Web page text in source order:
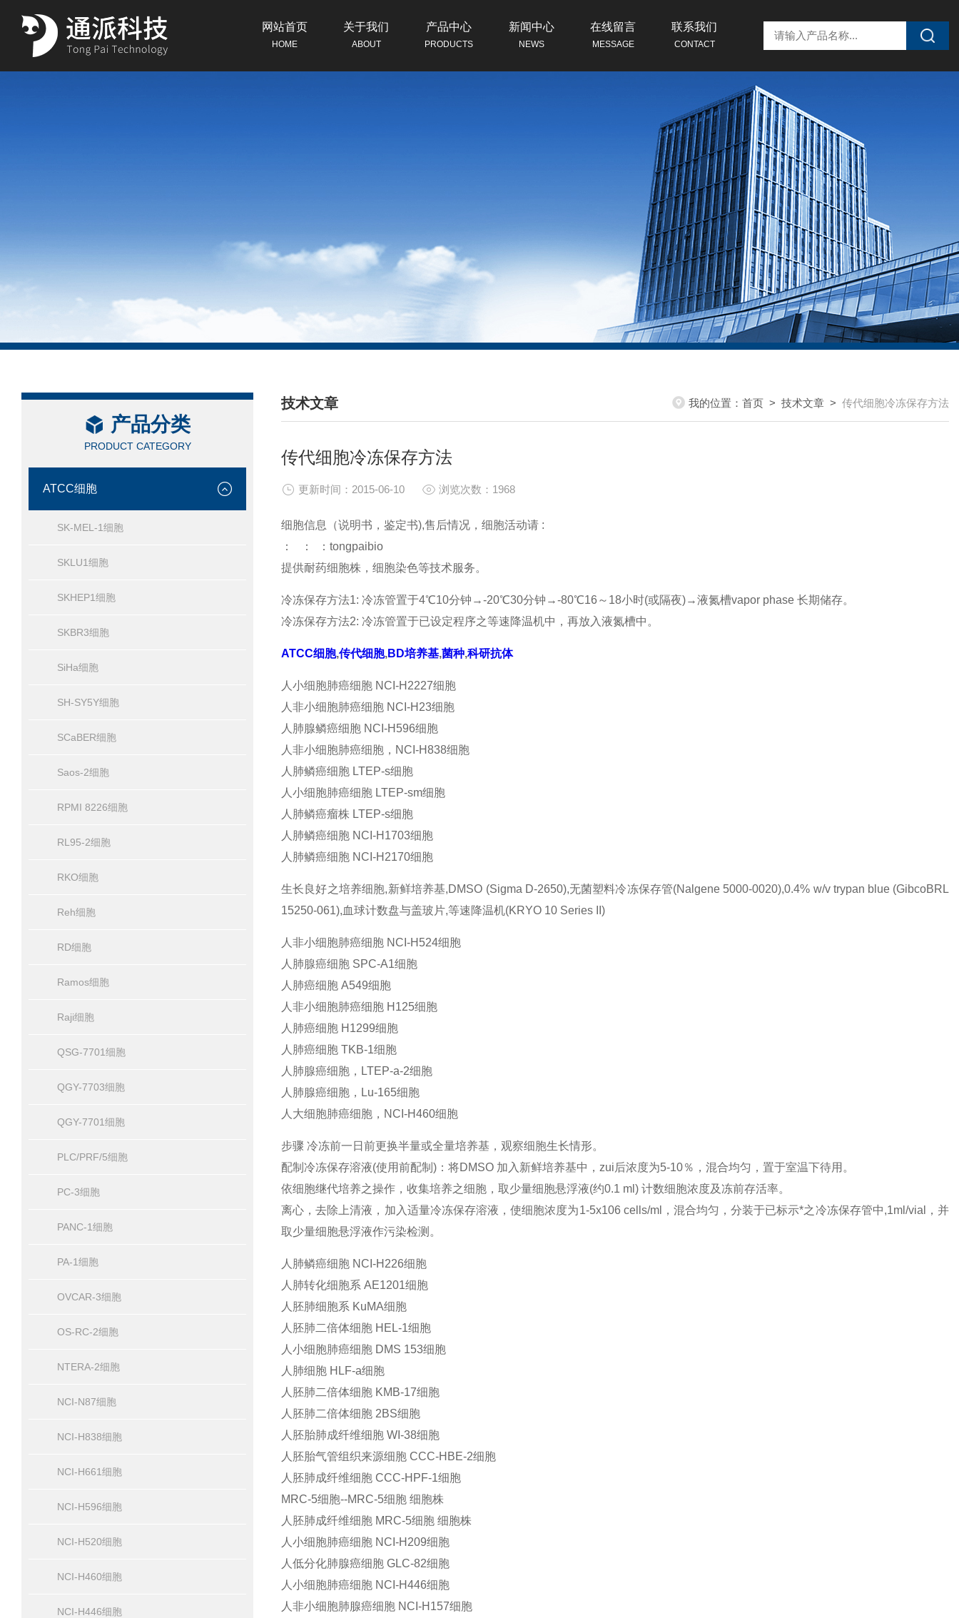
网站首页
HOME
关于我们
ABOUT
产品中心
PRODUCTS
新闻中心
NEWS
在线留言
MESSAGE
联系我们
CONTACT
产品分类
PRODUCT CATEGORY
ATCC细胞
SK-MEL-1细胞
SKLU1细胞
SKHEP1细胞
SKBR3细胞
SiHa细胞
SH-SY5Y细胞
SCaBER细胞
Saos-2细胞
RPMI 8226细胞
RL95-2细胞
RKO细胞
Reh细胞
RD细胞
Ramos细胞
Raji细胞
QSG-7701细胞
QGY-7703细胞
QGY-7701细胞
PLC/PRF/5细胞
PC-3细胞
PANC-1细胞
PA-1细胞
OVCAR-3细胞
OS-RC-2细胞
NTERA-2细胞
NCI-N87细胞
NCI-H838细胞
NCI-H661细胞
NCI-H596细胞
NCI-H520细胞
NCI-H460细胞
NCI-H446细胞
技术文章
/ TECHNICAL ARTICLES
我的位置： 首页 > 技术文章 > 传代细胞冷冻保存方法
传代细胞冷冻保存方法
更新时间：2015-06-10 浏览次数：1968
细胞信息（说明书，鉴定书),售后情况，细胞活动请 :
： ： ：tongpaibio
提供耐药细胞株，细胞染色等技术服务。
冷冻保存方法1: 冷冻管置于4℃10分钟→-20℃30分钟→-80℃16～18小时(或隔夜)→液氮槽vapor phase 长期储存。
冷冻保存方法2: 冷冻管置于已设定程序之等速降温机中，再放入液氮槽中。
ATCC细胞,传代细胞,BD培养基,菌种,科研抗体
人小细胞肺癌细胞 NCI-H2227细胞
人非小细胞肺癌细胞 NCI-H23细胞
人肺腺鳞癌细胞 NCI-H596细胞
人非小细胞肺癌细胞，NCI-H838细胞
人肺鳞癌细胞 LTEP-s细胞
人小细胞肺癌细胞 LTEP-sm细胞
人肺鳞癌瘤株 LTEP-s细胞
人肺鳞癌细胞 NCI-H1703细胞
人肺鳞癌细胞 NCI-H2170细胞
生长良好之培养细胞,新鲜培养基,DMSO (Sigma D-2650),无菌塑料冷冻保存管(Nalgene 5000-0020),0.4% w/v trypan blue (GibcoBRL
15250-061),血球计数盘与盖玻片,等速降温机(KRYO 10 Series II)
人非小细胞肺癌细胞 NCI-H524细胞
人肺腺癌细胞 SPC-A1细胞
人肺癌细胞 A549细胞
人非小细胞肺癌细胞 H125细胞
人肺癌细胞 H1299细胞
人肺癌细胞 TKB-1细胞
人肺腺癌细胞，LTEP-a-2细胞
人肺腺癌细胞，Lu-165细胞
人大细胞肺癌细胞，NCI-H460细胞
步骤 冷冻前一日前更换半量或全量培养基，观察细胞生长情形。
配制冷冻保存溶液(使用前配制)：将DMSO 加入新鲜培养基中，zui后浓度为5-10％，混合均匀，置于室温下待用。
依细胞继代培养之操作，收集培养之细胞，取少量细胞悬浮液(约0.1 ml) 计数细胞浓度及冻前存活率。
离心，去除上清液，加入适量冷冻保存溶液，使细胞浓度为1-5x106 cells/ml，混合均匀，分装于已标示*之冷冻保存管中,1ml/vial，并
取少量细胞悬浮液作污染检测。
人肺鳞癌细胞 NCI-H226细胞
人肺转化细胞系 AE1201细胞
人胚肺细胞系 KuMA细胞
人胚肺二倍体细胞 HEL-1细胞
人小细胞肺癌细胞 DMS 153细胞
人肺细胞 HLF-a细胞
人胚肺二倍体细胞 KMB-17细胞
人胚肺二倍体细胞 2BS细胞
人胚胎肺成纤维细胞 WI-38细胞
人胚胎气管组织来源细胞 CCC-HBE-2细胞
人胚肺成纤维细胞 CCC-HPF-1细胞
MRC-5细胞--MRC-5细胞 细胞株
人胚肺成纤维细胞 MRC-5细胞 细胞株
人小细胞肺癌细胞 NCI-H209细胞
人低分化肺腺癌细胞 GLC-82细胞
人小细胞肺癌细胞 NCI-H446细胞
人非小细胞肺腺癌细胞 NCI-H157细胞